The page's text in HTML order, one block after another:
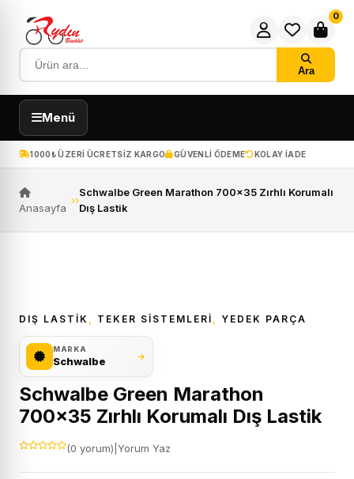
Ara
0
Menü
1000₺ ÜZERI ÜCRETSIZ KARGO GÜVENLI ÖDEME KOLAY IADE
Anasayfa
››
Schwalbe Green Marathon 700×35 Zırhlı Korumalı
Dış Lastik
DIŞ LASTIK TEKER SISTEMLERI YEDEK PARÇA
MARKA
Schwalbe
Schwalbe Green Marathon
700×35 Zırhlı Korumalı Dış Lastik
(0 yorum) Yorum Yaz